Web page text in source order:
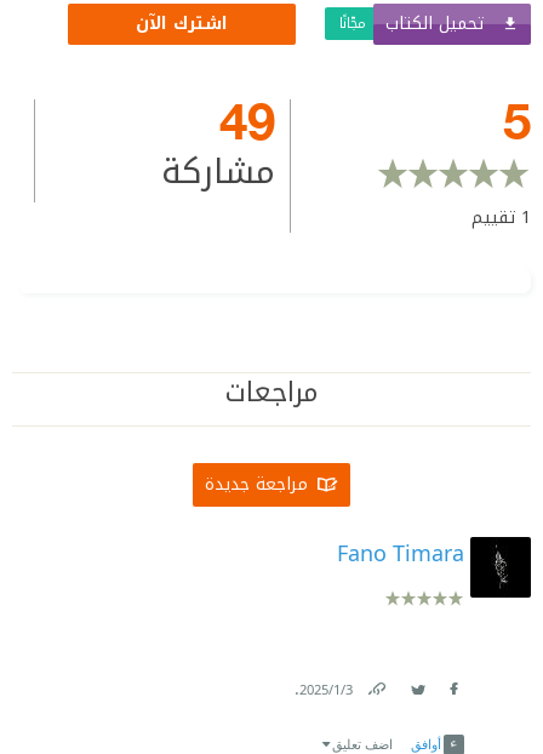
تحميل الكتاب مجّانًا اشترك الآن
5
1 تقييم
49
مشاركة
مراجعات
مراجعة جديدة
Fano Timara
3‏/1‏/2025
.
أوافق اضف تعليق